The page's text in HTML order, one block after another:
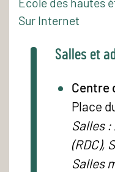
Sur Internet
Salles et
Centre
Place
Salles
(RDC),
Salles